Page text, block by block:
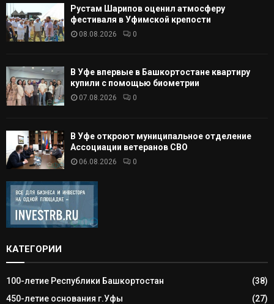
Рустам Шарипов оценил атмосферу
фестиваля в Уфимской крепости
08.08.2026 0
В Уфе впервые в Башкортостане квартиру
купили с помощью биометрии
07.08.2026 0
В Уфе откроют муниципальное отделение
Ассоциации ветеранов СВО
06.08.2026 0
КАТЕГОРИИ
100-летие Республики Башкортостан
(38)
450-летие основания г.Уфы
(27)